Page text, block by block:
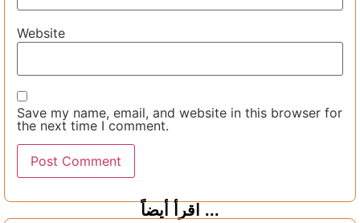
Website
Save my name, email, and website in this browser for
the next time I comment.
اقرأ أيضاً ...